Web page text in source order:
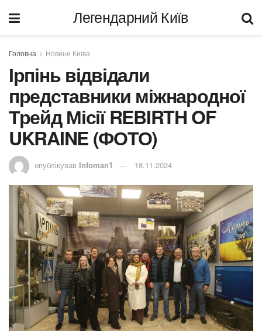
Легендарний Київ
Головна Новини Київа
Ірпінь відвідали
представники міжнародної
Трейд Місії REBIRTH OF
UKRAINE (ФОТО)
опублікував Infoman1 18.11.2024